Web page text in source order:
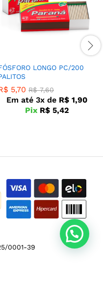
LONGO PC/200
5,70 R$7,60
Em até 3x de R$ 1,90
Pix R$5,42
0001-39